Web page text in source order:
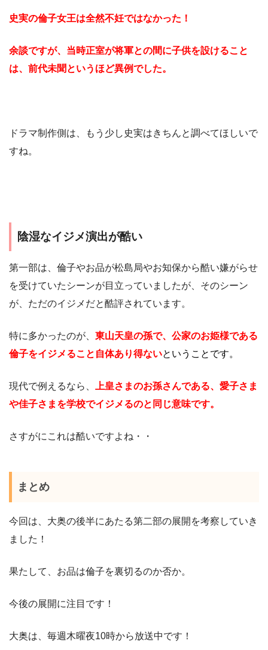
史実の倫子女王は全然不妊ではなかった！
余談ですが、当時正室が将軍との間に子供を設けること
は、前代未聞というほど異例でした。
ドラマ制作側は、もう少し史実はきちんと調べてほしいで
すね。
陰湿なイジメ演出が酷い
第一部は、倫子やお品が松島局やお知保から酷い嫌がらせ
を受けていたシーンが目立っていましたが、そのシーン
が、ただのイジメだと酷評されています。
特に多かったのが、 東山天皇の孫で、公家のお姫様である
倫子をイジメること自体あり得ないということです。
現代で例えるなら、
上皇さまのお孫さんである、愛子さま
や佳子さまを学校でイジメるのと同じ意味です。
さすがにこれは酷いですよね・・
まとめ
今回は、大奥の後半にあたる第二部の展開を考察していき
ました！
果たして、お品は倫子を裏切るのか否か。
今後の展開に注目です！
大奥は、毎週木曜夜10時から放送中です！